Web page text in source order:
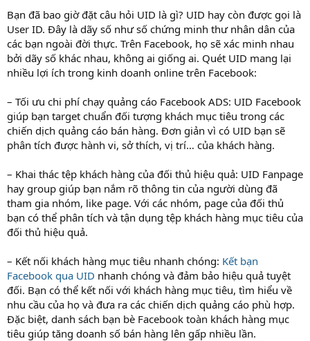
Bạn đã bao giờ đặt câu hỏi UID là gì? UID hay còn được gọi là
User ID. Đây là dãy số như số chứng minh thư nhân dân của
các bạn ngoài đời thực. Trên Facebook, họ sẽ xác minh nhau
bởi dãy số khác nhau, không ai giống ai. Quét UID mang lại
nhiều lợi ích trong kinh doanh online trên Facebook:
– Tối ưu chi phí chạy quảng cáo Facebook ADS: UID Facebook
giúp bạn target chuẩn đối tượng khách mục tiêu trong các
chiến dịch quảng cáo bán hàng. Đơn giản vì có UID bạn sẽ
phân tích được hành vi, sở thích, vị trí… của khách hàng.
– Khai thác tệp khách hàng của đối thủ hiệu quả: UID Fanpage
hay group giúp bạn nắm rõ thông tin của người dùng đã
tham gia nhóm, like page. Với các nhóm, page của đối thủ
bạn có thể phân tích và tận dụng tệp khách hàng mục tiêu của
đối thủ hiệu quả.
– Kết nối khách hàng mục tiêu nhanh chóng: Kết bạn
Facebook qua UID nhanh chóng và đảm bảo hiệu quả tuyệt
đối. Bạn có thể kết nối với khách hàng mục tiêu, tìm hiểu về
nhu cầu của họ và đưa ra các chiến dịch quảng cáo phù hợp.
Đặc biệt, danh sách bạn bè Facebook toàn khách hàng mục
tiêu giúp tăng doanh số bán hàng lên gấp nhiều lần.